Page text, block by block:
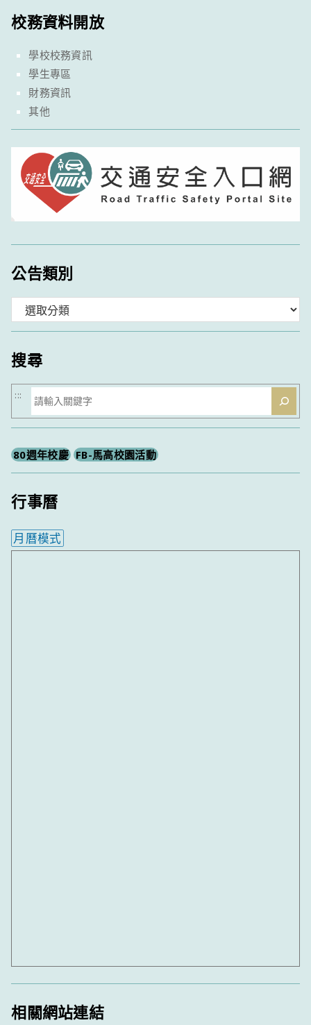
校務資料開放
學校校務資訊
學生專區
財務資訊
其他
公告類別
類
搜尋
搜
尋
:::
80週年校慶 FB-馬高校園活動
行事曆
月曆模式
相關網站連結